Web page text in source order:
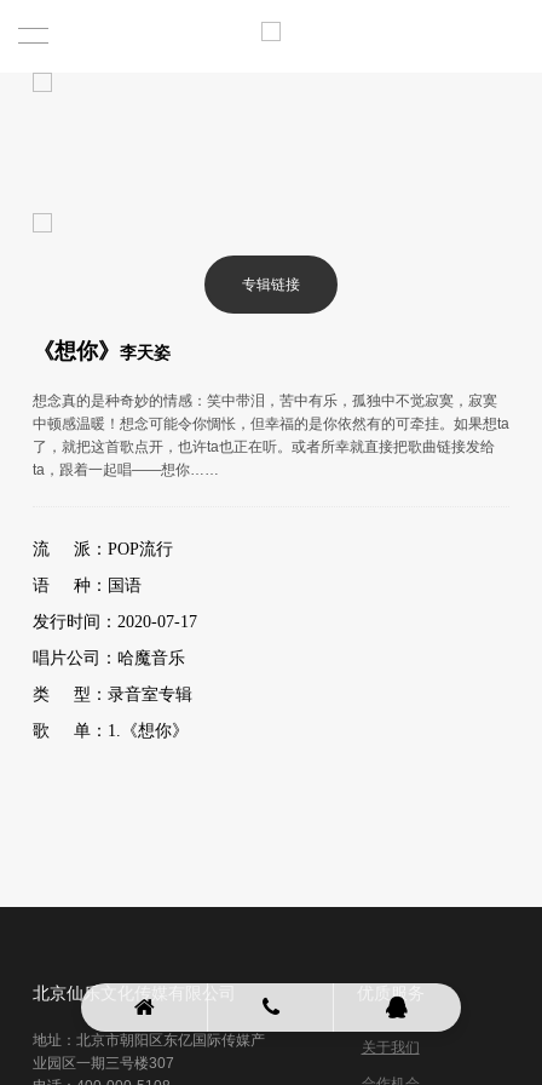
专辑链接
《想你》 李天姿
想念真的是种奇妙的情感：笑中带泪，苦中有乐，孤独中不觉寂寞，寂寞
中顿感温暖！想念可能令你惆怅，但幸福的是你依然有的可牵挂。如果想ta
了，就把这首歌点开，也许ta也正在听。或者所幸就直接把歌曲链接发给
ta，跟着一起唱——想你……
流 派：POP流行
语 种：国语
发行时间：2020-07-17
唱片公司：哈魔音乐
类 型：录音室专辑
歌 单：1.《想你》
北京仙乐文化传媒有限公司
地址：北京市朝阳区东亿国际传媒产
业园区一期三号楼307
优质服务
关于我们